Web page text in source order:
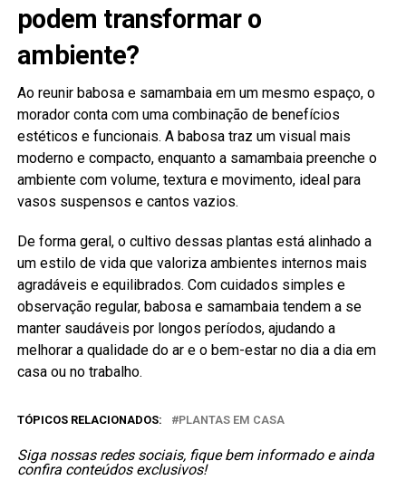
podem transformar o
ambiente?
Ao reunir babosa e samambaia em um mesmo espaço, o
morador conta com uma combinação de benefícios
estéticos e funcionais. A babosa traz um visual mais
moderno e compacto, enquanto a samambaia preenche o
ambiente com volume, textura e movimento, ideal para
vasos suspensos e cantos vazios.
De forma geral, o cultivo dessas plantas está alinhado a
um estilo de vida que valoriza ambientes internos mais
agradáveis e equilibrados. Com cuidados simples e
observação regular, babosa e samambaia tendem a se
manter saudáveis por longos períodos, ajudando a
melhorar a qualidade do ar e o bem-estar no dia a dia em
casa ou no trabalho.
TÓPICOS RELACIONADOS: PLANTAS EM CASA
Siga nossas redes sociais, fique bem informado e ainda
confira conteúdos exclusivos!